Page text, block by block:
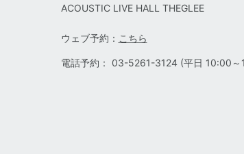
ACOUSTIC LIVE HALL THEGLEE
ウェブ予約： こちら
電話予約： 03-5261-3124 (平日 10:00～